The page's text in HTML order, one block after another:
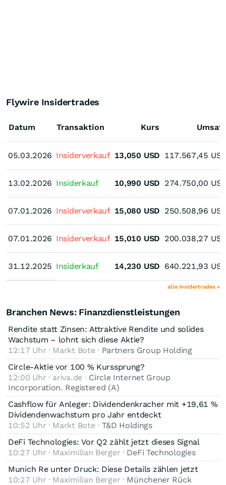
Flywire Insidertrades
Datum
05.03.2026
13.02.2026
07.01.2026
07.01.2026
31.12.2025
Transaktion Kurs Umsatz
05.03.2026 Insiderverkauf 13,050 USD 117.567,45
13.02.2026 Insiderkauf 10,990 USD 274.750,00
07.01.2026 Insiderverkauf 15,080 USD 250.508,96
07.01.2026 Insiderverkauf 15,010 USD 200.038,27
31.12.2025 Insiderkauf 14,230 USD 640.221,93
alle Insidertrades »
Branchen News: Finanzdienstleistungen
Rendite statt Zinsen: Attraktive Rendite und solides
Wachstum – lohnt sich diese Aktie?
12:17 Uhr · Markt Bote · Partners Group Holding
Circle-Aktie vor 100 % Kurssprung?
12:00 Uhr · ariva.de · Circle Internet Group
Incorporation. Registered (A)
Cashflow für Anleger: Dividendenkracher mit +19,61 %
Dividendenwachstum pro Jahr entdeckt
10:52 Uhr · Markt Bote · T&D Holdings
DeFi Technologies: Vor Q2 zählt jetzt dieses Signal
10:27 Uhr · Maximilian Berger · DeFi Technologies
Munich Re unter Druck: Diese Details zählen jetzt
10:27 Uhr · Maximilian Berger · Münchener Rück